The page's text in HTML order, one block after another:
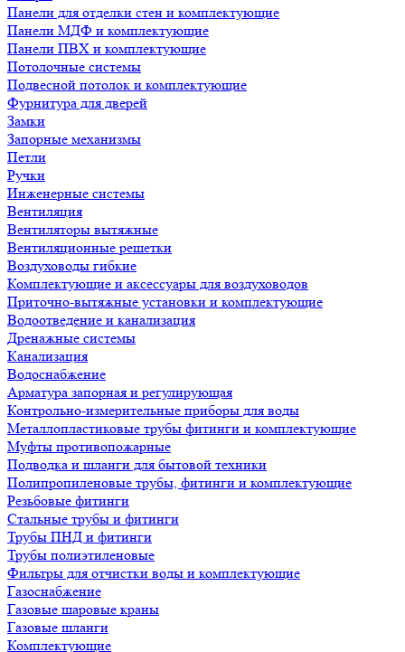
Панели для отделки стен и комплектующие
Панели МДФ и комплектующие
Панели ПВХ и комплектующие
Потолочные системы
Подвесной потолок и комплектующие
Фурнитура для дверей
Замки
Запорные механизмы
Петли
Ручки
Инженерные системы
Вентиляция
Вентиляторы вытяжные
Вентиляционные решетки
Воздуховоды гибкие
Комплектующие и аксессуары для воздуховодов
Приточно-вытяжные установки и комплектующие
Водоотведение и канализация
Дренажные системы
Канализация
Водоснабжение
Арматура запорная и регулирующая
Контрольно-измерительные приборы для воды
Металлопластиковые трубы фитинги и комплектующие
Муфты противопожарные
Подводка и шланги для бытовой техники
Полипропиленовые трубы, фитинги и комплектующие
Резьбовые фитинги
Стальные трубы и фитинги
Трубы ПНД и фитинги
Трубы полиэтиленовые
Фильтры для отчистки воды и комплектующие
Газоснабжение
Газовые шаровые краны
Газовые шланги
Комплектующие